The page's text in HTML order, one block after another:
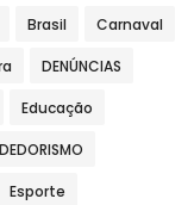
Brasil Carnaval
DENÚNCIAS
Educação
Esporte